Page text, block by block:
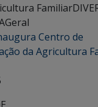
Familiar
Geral
Centro de
da Agricultura